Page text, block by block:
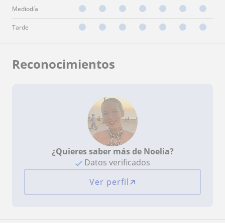
Mediodía
Tarde
Reconocimientos
¿Quieres saber más de Noelia?
Datos verificados
Ver perfil